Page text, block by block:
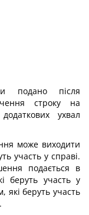
подано після
строку на
ухвал
може виходити
участь у справі.
подається в
беруть участь у
які беруть участь